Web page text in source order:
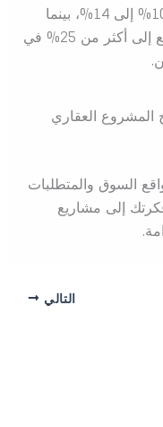
تتراوح العوائد التشغيلية السنوية بين 10% إلى 14%، بينما
تصل العوائد الرأسمالية عند إعادة البيع إلى أكثر من 25% في
العقاري
السوق والمتطلبات
إلى مشاريع
التالي